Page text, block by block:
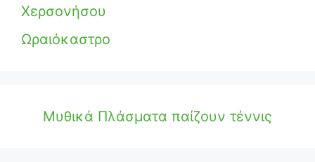
Χερσονήσου
Ωραιόκαστρο
Μυθικά Πλάσματα παίζουν τέννις